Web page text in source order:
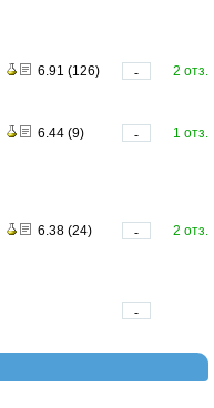
6.91 (126) -
2 отз.
6.44 (9) -
1 отз.
6.38 (24) -
2 отз.
-